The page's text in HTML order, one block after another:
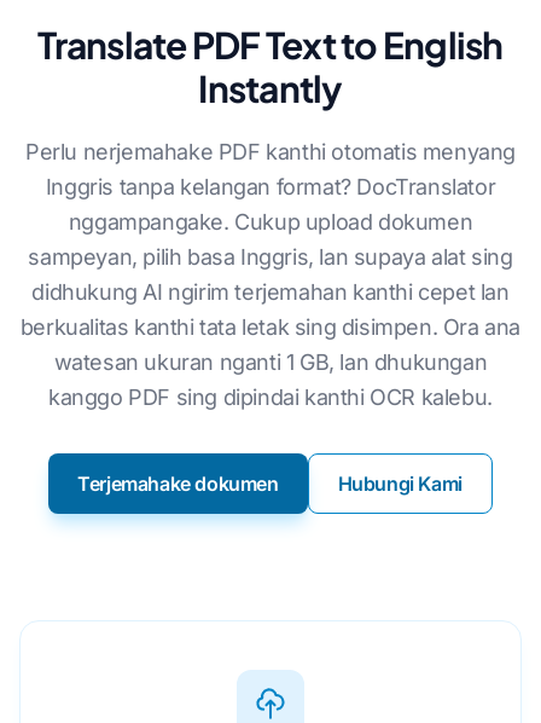
Translate PDF Text to English
Instantly
Perlu nerjemahake PDF kanthi otomatis menyang
Inggris tanpa kelangan format? DocTranslator
nggampangake. Cukup upload dokumen
sampeyan, pilih basa Inggris, lan supaya alat sing
didhukung AI ngirim terjemahan kanthi cepet lan
berkualitas kanthi tata letak sing disimpen. Ora ana
watesan ukuran nganti 1 GB, lan dhukungan
kanggo PDF sing dipindai kanthi OCR kalebu.
Terjemahake dokumen Hubungi Kami